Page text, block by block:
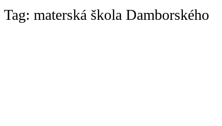
Tag: materská škola Damborského